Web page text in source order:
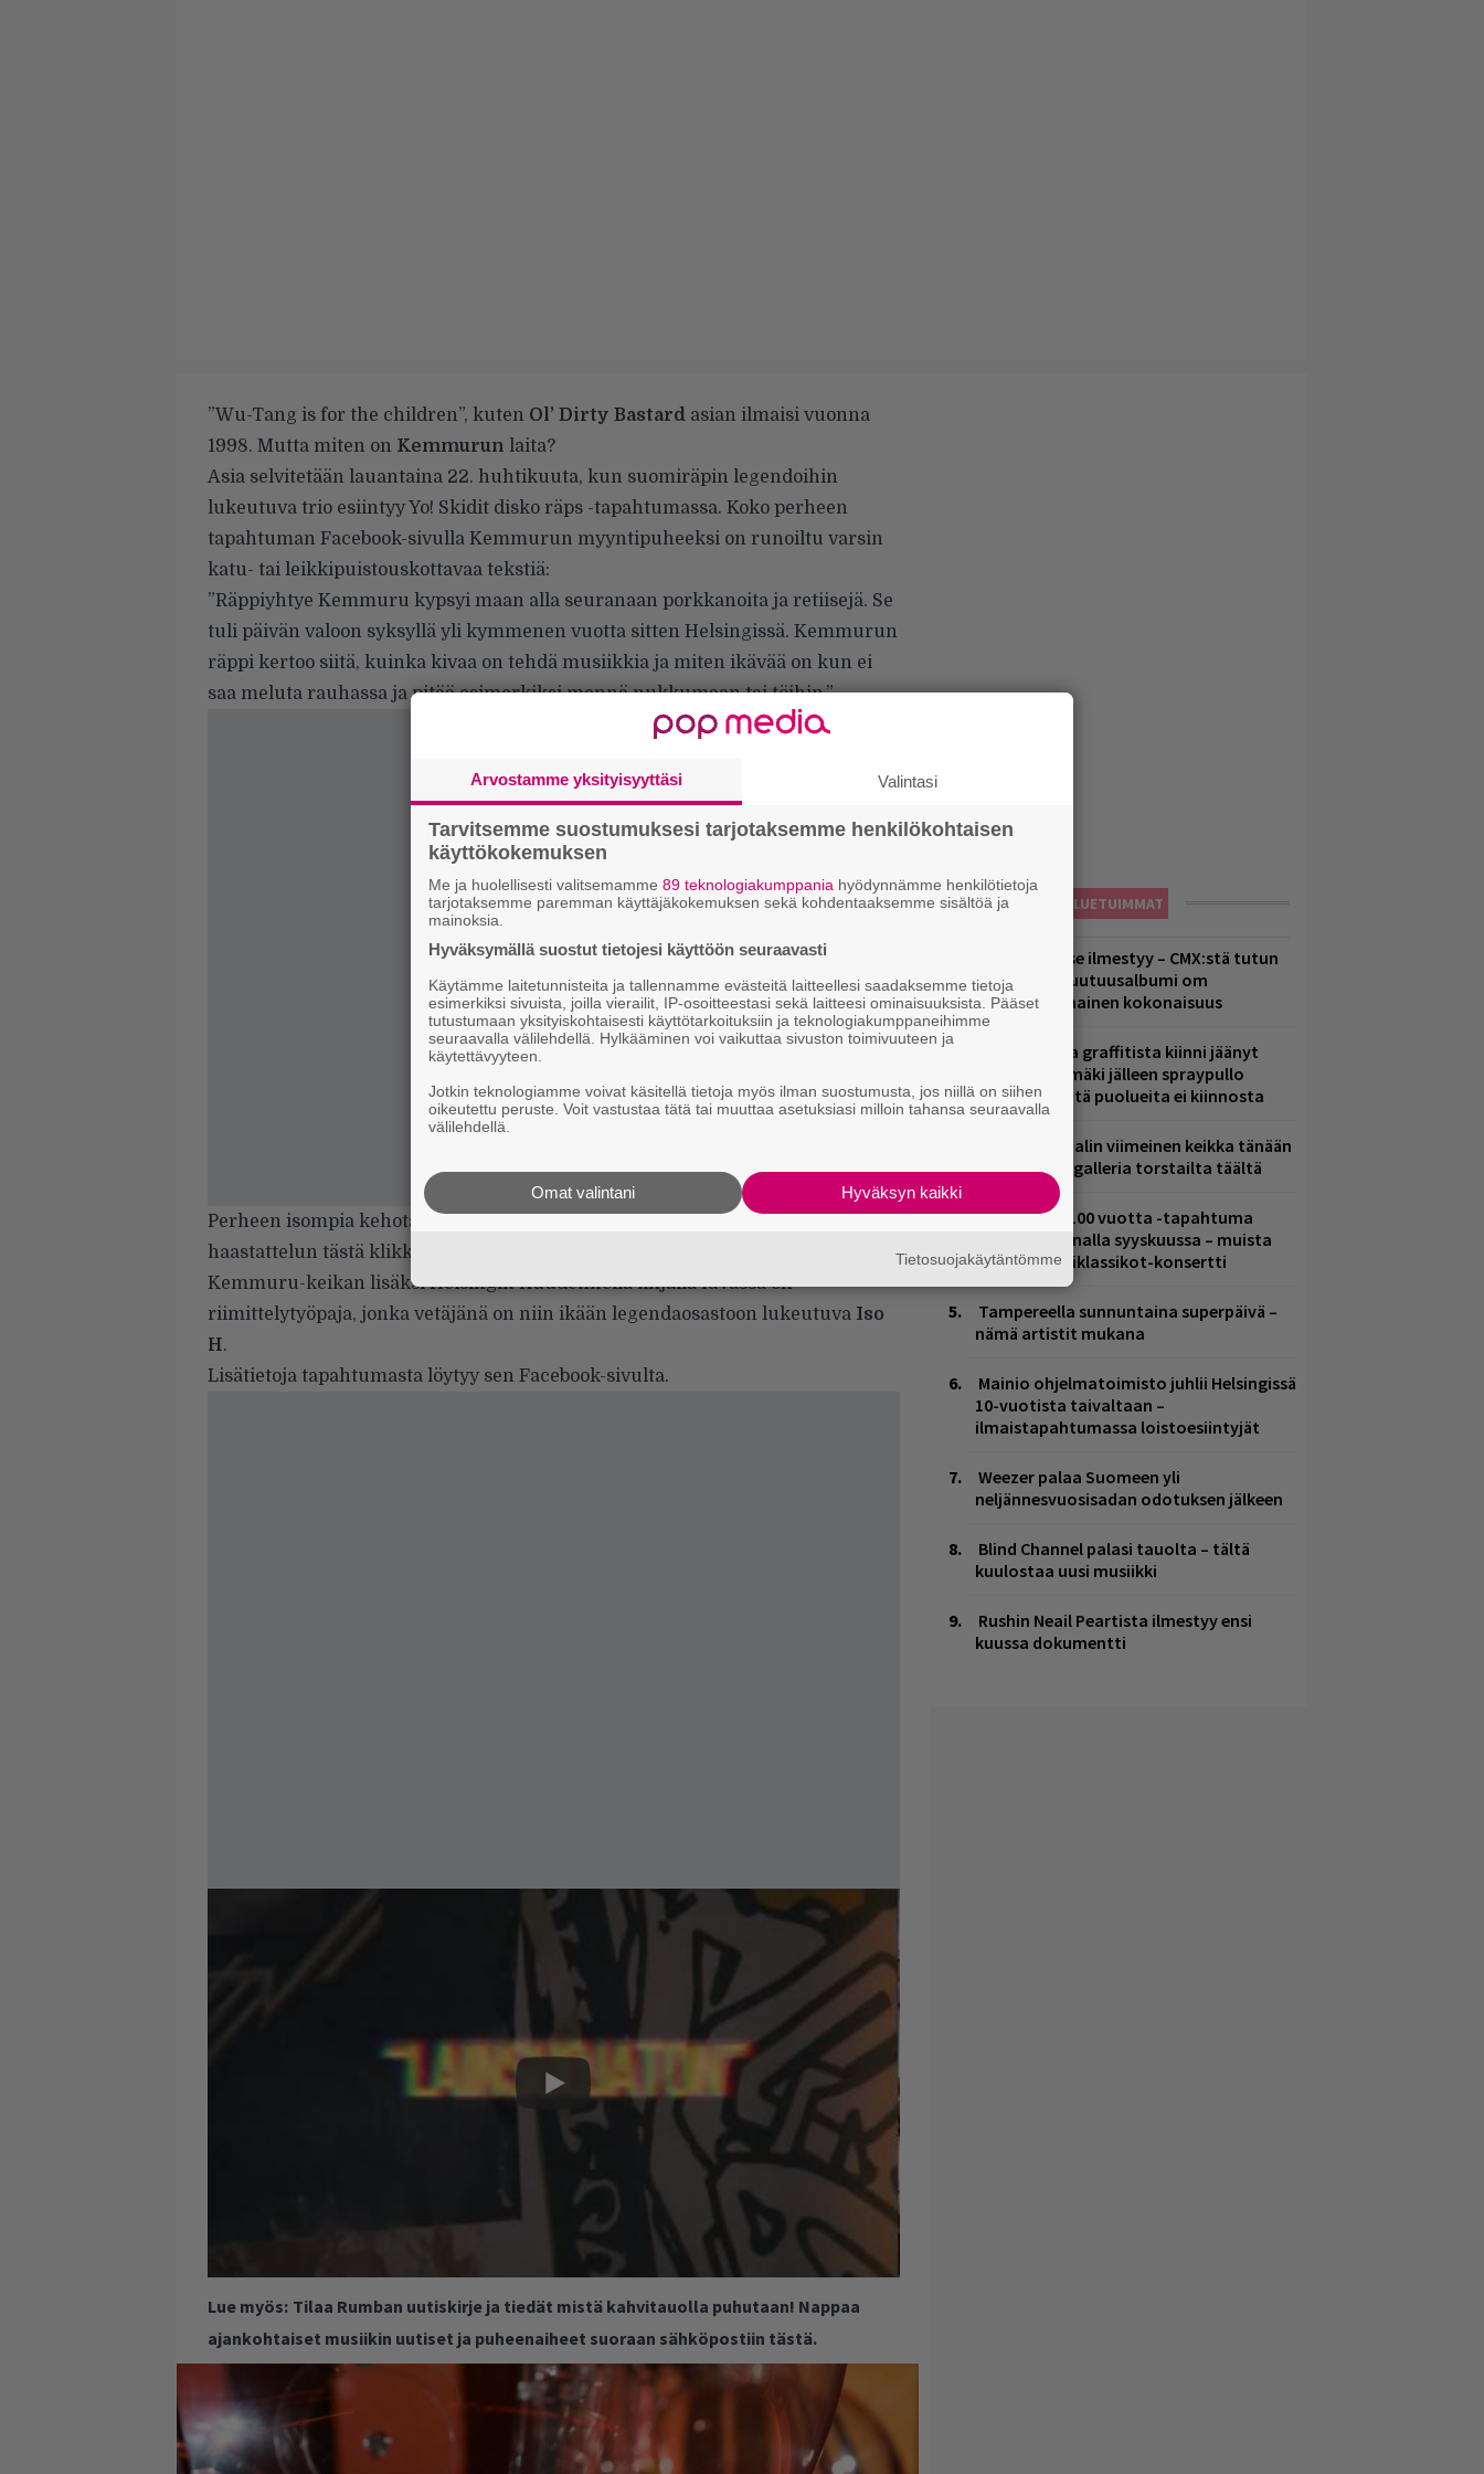
”Wu-Tang is for the children”, kuten Ol’ Dirty Bastard asian ilmaisi vuonna
1998. Mutta miten on Kemmurun laita?
Asia selvitetään lauantaina 22. huhtikuuta, kun suomiräpin legendoihin
lukeutuva trio esiintyy Yo! Skidit disko räps -tapahtumassa. Koko perheen
tapahtuman Facebook-sivulla Kemmurun myyntipuheeksi on runoiltu varsin
katu- tai leikkipuistouskottavaa tekstiä:
”Räppiyhtye Kemmuru kypsyi maan alla seuranaan porkkanoita ja retiisejä. Se
tuli päivän valoon syksyllä yli kymmenen vuotta sitten Helsingissä. Kemmurun
räppi kertoo siitä, kuinka kivaa on tehdä musiikkia ja miten ikävää on kun ei
saa meluta rauhassa ja pitää esimerkiksi mennä nukkumaan tai töihin.”
Perheen isompia kehotamme puolestaan lukemaan Rumban Kemmuru-
haastattelun tästä klikkaamalla
Kemmuru-keikan lisäksi Helsingin Kuudennella linjalla luvassa on
riimittelytyöpaja, jonka vetäjänä on niin ikään legendaosastoon lukeutuva Iso
H.
Lisätietoja tapahtumasta löytyy sen Facebook-sivulta.
Lue myös: Tilaa Rumban uutiskirje ja tiedät mistä kahvitauolla puhutaan! Nappaa
ajankohtaiset musiikin uutiset ja puheenaiheet suoraan sähköpostiin tästä.
LUETUIMMAT
Huomenna se ilmestyy – CMX:stä tutun
A.W. Yrjänän uutuusalbumi om
mammuttimainen kokonaisuus
Laittomasta graffitista kiinni jäänyt
Paavo Arhinmäki jälleen spraypullo
kädessä – näitä puolueita ei kiinnosta
Eppu Normaalin viimeinen keikka tänään
– katso kuvagalleria torstailta täältä
Valtava Yle 100 vuotta -tapahtuma
Veikkaus Arenalla syyskuussa – muista
myös metalliklassikot-konsertti
Tampereella sunnuntaina superpäivä –
nämä artistit mukana
Mainio ohjelmatoimisto juhlii Helsingissä
10-vuotista taivaltaan –
ilmaistapahtumassa loistoesiintyjät
Weezer palaa Suomeen yli
neljännesvuosisadan odotuksen jälkeen
Blind Channel palasi tauolta – tältä
kuulostaa uusi musiikki
Rushin Neail Peartista ilmestyy ensi
kuussa dokumentti
Arvostamme yksityisyyttäsi Valintasi
Tarvitsemme suostumuksesi tarjotaksemme henkilökohtaisen
käyttökokemuksen
Me ja huolellisesti valitsemamme 89 teknologiakumppania hyödynnämme henkilötietoja
tarjotaksemme paremman käyttäjäkokemuksen sekä kohdentaaksemme sisältöä ja
mainoksia.
Hyväksymällä suostut tietojesi käyttöön seuraavasti
Käytämme laitetunnisteita ja tallennamme evästeitä laitteellesi saadaksemme tietoja
esimerkiksi sivuista, joilla vierailit, IP-osoitteestasi sekä laitteesi ominaisuuksista. Pääset
tutustumaan yksityiskohtaisesti käyttötarkoituksiin ja teknologiakumppaneihimme
seuraavalla välilehdellä. Hylkääminen voi vaikuttaa sivuston toimivuuteen ja
käytettävyyteen.
Jotkin teknologiamme voivat käsitellä tietoja myös ilman suostumusta, jos niillä on siihen
oikeutettu peruste. Voit vastustaa tätä tai muuttaa asetuksiasi milloin tahansa seuraavalla
välilehdellä.
Hyväksyn kaikki
Omat valintani
Tietosuojakäytäntömme